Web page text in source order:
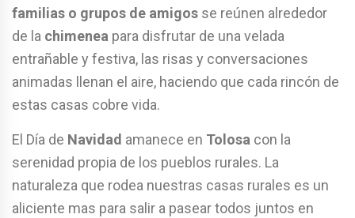
familias o grupos de amigos se reúnen alrededor
de la chimenea para disfrutar de una velada
entrañable y festiva, las risas y conversaciones
animadas llenan el aire, haciendo que cada rincón de
estas casas cobre vida.
El Día de Navidad amanece en Tolosa con la
serenidad propia de los pueblos rurales. La
naturaleza que rodea nuestras casas rurales es un
aliciente mas para salir a pasear todos juntos en